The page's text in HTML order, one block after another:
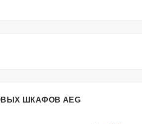
ШКАФОВ AEG